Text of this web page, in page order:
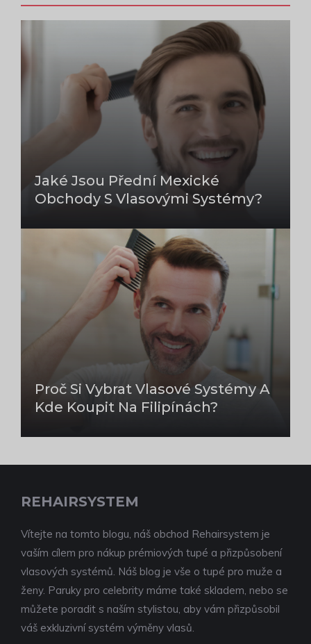
Jaké Jsou Přední Mexické
Obchody S Vlasovými Systémy?
Proč Si Vybrat Vlasové Systémy A
Kde Koupit Na Filipínách?
REHAIRSYSTEM
Vítejte na tomto blogu, náš obchod Rehairsystem je
vaším cílem pro nákup prémiových tupé a přizpůsobení
vlasových systémů. Náš blog je vše o tupé pro muže a
ženy. Paruky pro celebrity máme také skladem, nebo se
můžete poradit s naším stylistou, aby vám přizpůsobil
váš exkluzivní systém výměny vlasů.